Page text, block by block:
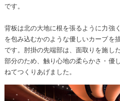
です。
背板は北の大地に根を張るように力強
を包み込むかのような優しいカーブを
です。肘掛の先端部は、面取りを施し
部分のため、触り心地の柔らかさ・優
ねてつくりあげました。